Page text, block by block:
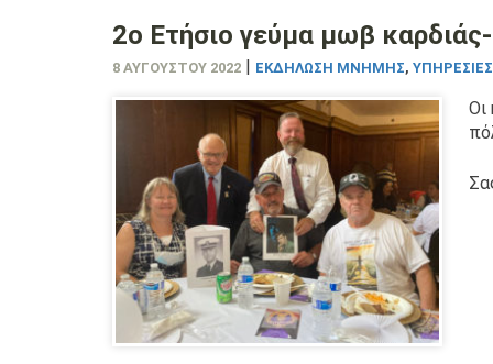
2ο Ετήσιο γεύμα μωβ
8 ΑΥΓΟΎΣΤΟΥ 2022 | ΕΚΔΉΛΩΣΗ ΜΝΉΜΗΣ,
Οι